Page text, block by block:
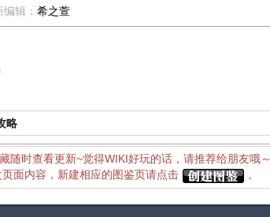
辑： 希之萱
略
随时查看更新~觉得WIKI好玩的话，请推荐给朋友
面内容，新建相应的图鉴页请点击
。